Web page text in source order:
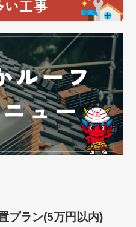
い工事
プラン(5万円以内)